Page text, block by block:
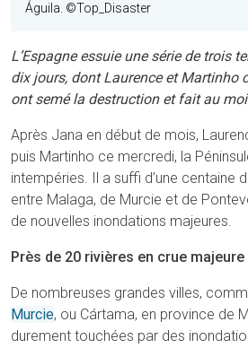
Águila. ©Top_Disaster
L’Espagne essuie une série de trois
dix jours, dont Laurence et Martinho
ont semé la destruction et fait au
Après Jana en début de mois,
puis Martinho ce mercredi, la
intempéries. Il a suffi d’une centaine
entre Malaga, de Murcie et de
de nouvelles inondations majeures.
Près de 20 rivières en crue majeure
De nombreuses grandes villes,
Murcie, ou Cártama, en province de
durement touchées par des